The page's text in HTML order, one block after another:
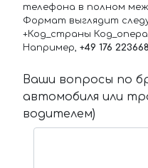
телефона в полном
Формат выглядит
+Код_страны
Например, +49 176
Ваши вопросы по
автомобиля или
водителем)